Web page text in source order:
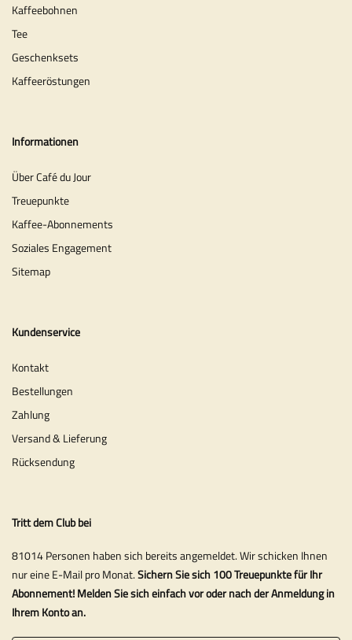
Kaffeebohnen
Tee
Geschenksets
Kaffeeröstungen
Informationen
Über Café du Jour
Treuepunkte
Kaffee-Abonnements
Soziales Engagement
Sitemap
Kundenservice
Kontakt
Bestellungen
Zahlung
Versand & Lieferung
Rücksendung
Tritt dem Club bei
81014 Personen haben sich bereits angemeldet. Wir schicken Ihnen
nur eine E-Mail pro Monat.Sichern Sie sich 100 Treuepunkte für Ihr
Abonnement! Melden Sie sich einfach vor oder nach der Anmeldung in
Ihrem Konto an.